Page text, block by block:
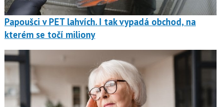
Papoušci v PET lahvích. I tak vypadá obchod, na
kterém se točí miliony